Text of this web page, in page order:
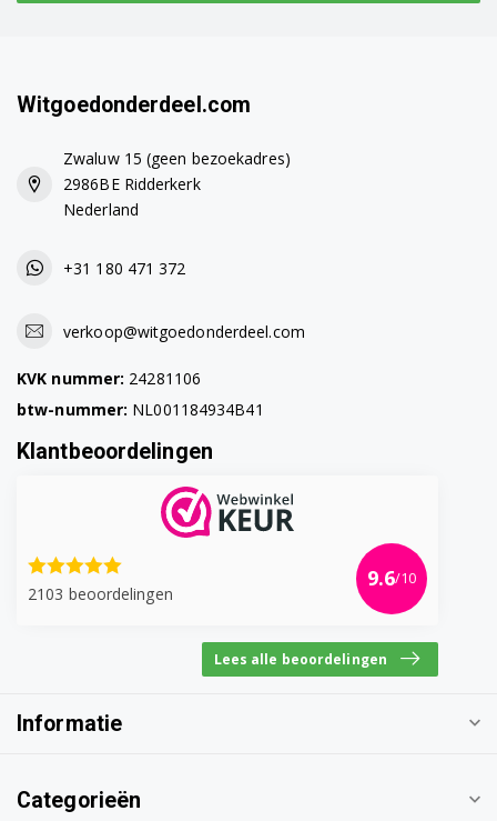
Witgoedonderdeel.com
Zwaluw 15 (geen bezoekadres)
2986BE Ridderkerk
Nederland
+31 180 471 372
verkoop@witgoedonderdeel.com
KVK nummer: 24281106
btw-nummer: NL001184934B41
Klantbeoordelingen
2103 beoordelingen
9.6/10
Lees alle beoordelingen
Informatie
Categorieën